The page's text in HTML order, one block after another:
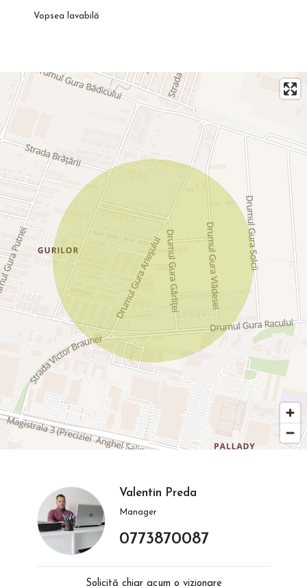
Vopsea lavabilă
Valentin Preda
Manager
0773870087
Solicită chiar acum o vizionare